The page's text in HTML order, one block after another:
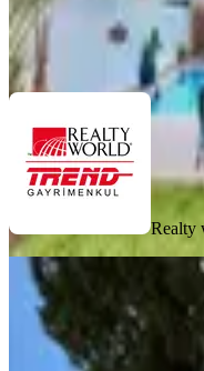
Realty world Trend Betül
Ara
Realty
Usta
350
Serik,